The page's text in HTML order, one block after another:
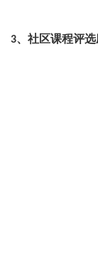
3、社区课程评